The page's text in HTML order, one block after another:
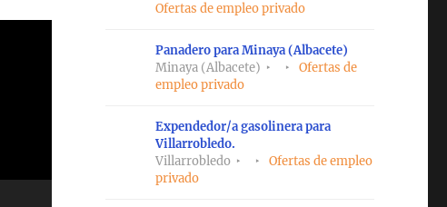
Ofertas de empleo privado
Panadero para Minaya (Albacete)
Minaya (Albacete)
Ofertas de
empleo privado
Expendedor/a gasolinera para
Villarrobledo.
Villarrobledo
Ofertas de empleo
privado